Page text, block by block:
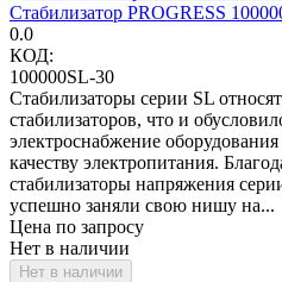
Стабилизатор PROGRESS
0.0
КОД:
100000SL-30
Стабилизаторы серии SL
стабилизаторов, что и
электроснабжение
качеству электропитания.
стабилизаторы напряжения
успешно заняли свою нишу на...
Цена по запросу
Нет в наличии
Нет в наличии